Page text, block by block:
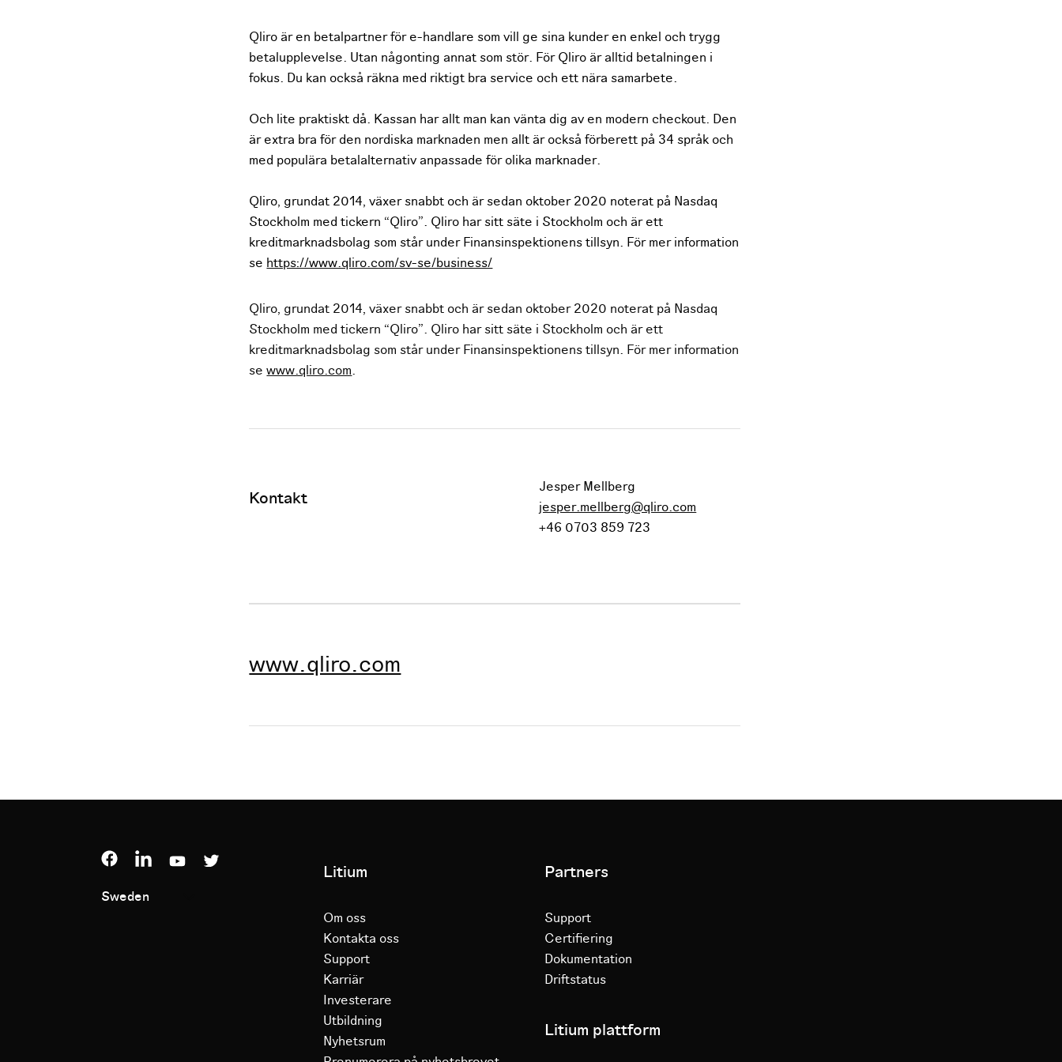
Qliro är en betalpartner för e-handlare som vill ge sina kunder en enkel och trygg
betalupplevelse. Utan någonting annat som stör. För Qliro är alltid betalningen i
fokus. Du kan också räkna med riktigt bra service och ett nära samarbete.
Och lite praktiskt då. Kassan har allt man kan vänta dig av en modern checkout. Den
är extra bra för den nordiska marknaden men allt är också förberett på 34 språk och
med populära betalalternativ anpassade för olika marknader.
Qliro, grundat 2014, växer snabbt och är sedan oktober 2020 noterat på Nasdaq
Stockholm med tickern “Qliro”. Qliro har sitt säte i Stockholm och är ett
kreditmarknadsbolag som står under Finansinspektionens tillsyn. För mer information
se https://www.qliro.com/sv-se/business/
Qliro, grundat 2014, växer snabbt och är sedan oktober 2020 noterat på Nasdaq
Stockholm med tickern “Qliro”. Qliro har sitt säte i Stockholm och är ett
kreditmarknadsbolag som står under Finansinspektionens tillsyn. För mer information
se www.qliro.com.
Kontakt
Jesper Mellberg
jesper.mellberg@qliro.com
+46 0703 859 723
www.qliro.com
Sweden
Litium
Om oss
Kontakta oss
Support
Karriär
Investerare
Utbildning
Nyhetsrum
Partners
Support
Certifiering
Dokumentation
Driftstatus
Litium plattform